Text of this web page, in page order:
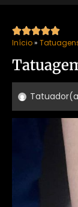

Início»